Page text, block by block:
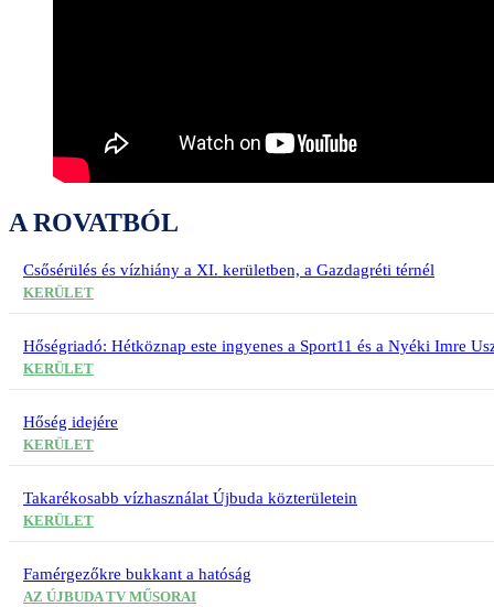
A ROVATBÓL
Csősérülés és vízhiány a XI. kerületben, a Gazdagréti térnél
KERÜLET
Hőségriadó: Hétköznap este ingyenes a Sport11 és a Nyéki Imre
KERÜLET
Hőség idejére
KERÜLET
Takarékosabb vízhasználat Újbuda közterületein
KERÜLET
Famérgezőkre bukkant a hatóság
AZ ÚJBUDA TV MŰSORAI